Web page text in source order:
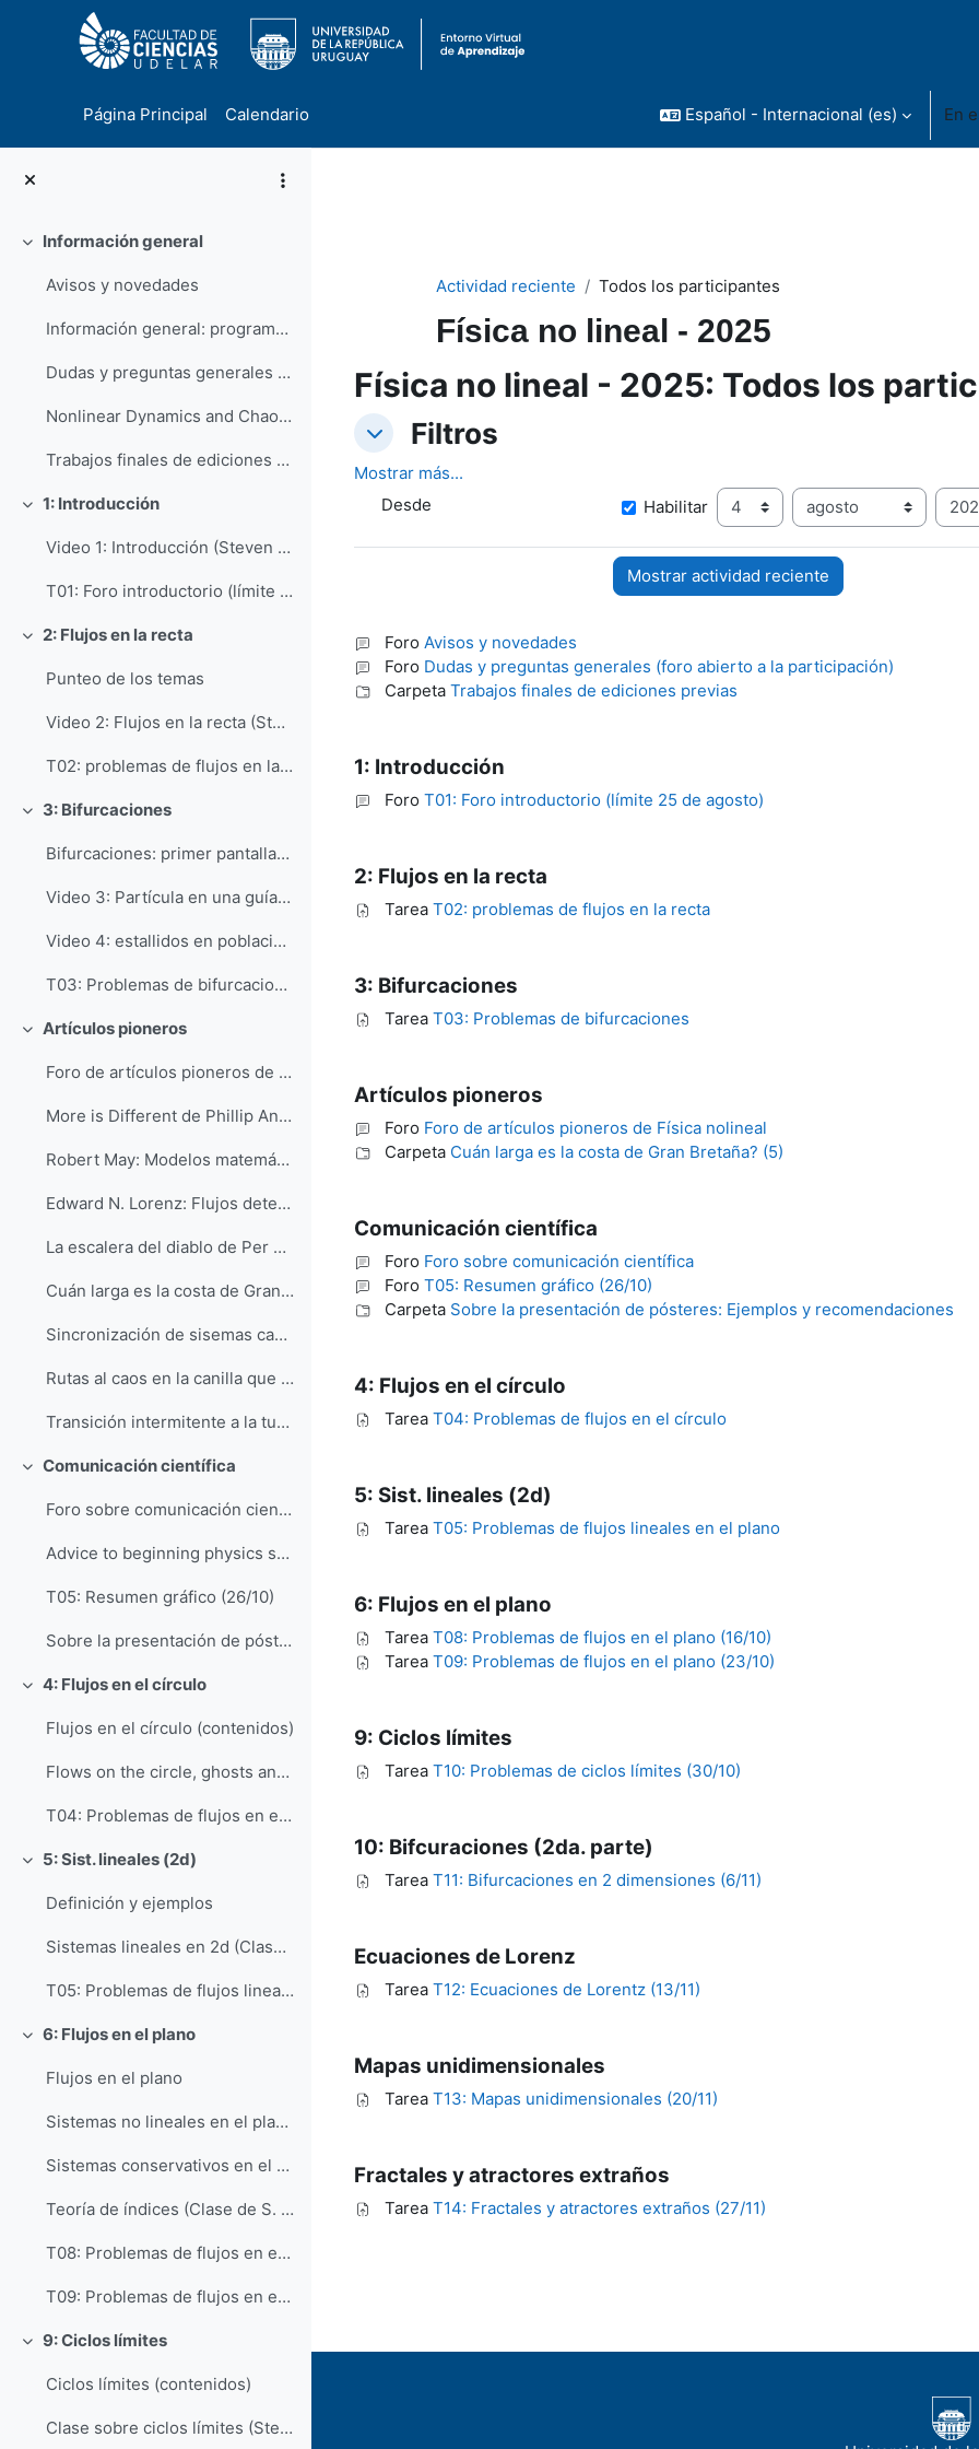
Página Principal Calendario Español - Internacional ‎(es)‎ En
Colapsar
Información general
Avisos y novedades
Información general: programa, requisitos, evaluación, bibliografía
Dudas y preguntas generales (foro abierto a la participación)
Nonlinear Dynamics and Chaos (S.H. Strogatz) (pdf)
Trabajos finales de ediciones previas
Colapsar
1: Introducción
Video 1: Introducción (Steven Strogatz)
T01: Foro introductorio (límite 25 de agosto)
Colapsar
2: Flujos en la recta
Punteo de los temas
Video 2: Flujos en la recta (Steven Strogatz)
T02: problemas de flujos en la recta
Colapsar
3: Bifurcaciones
Bifurcaciones: primer pantallazo
Video 3: Partícula en una guía vertical giratoria (Steven Strogatz)
Video 4: estallidos en poblaciones de insectos (Steven Strogatz)
T03: Problemas de bifurcaciones
Colapsar
Artículos pioneros
Foro de artículos pioneros de Física nolineal
More is Different de Phillip Anderson (1)
Robert May: Modelos matemáticos simples con dinámica compleja (2)
Edward N. Lorenz: Flujos deterministas aperiódicos (3)
La escalera del diablo de Per Bak (4)
Cuán larga es la costa de Gran Bretaña? (5)
Sincronización de sisemas caóticos de Pecora y Carroll (7)
Rutas al caos en la canilla que gotea (8)
Transición intermitente a la turbulencia de Pomeau y Manneville (9)
Colapsar
Comunicación científica
Foro sobre comunicación científica
Advice to beginning physics speakers (Physics Today)
T05: Resumen gráfico (26/10)
Sobre la presentación de pósteres: Ejemplos y recomendaciones
Colapsar
4: Flujos en el círculo
Flujos en el círculo (contenidos)
Flows on the circle, ghosts and bottlenecks
T04: Problemas de flujos en el círculo
Colapsar
5: Sist. lineales (2d)
Definición y ejemplos
Sistemas lineales en 2d (Clase de S. Strogatz)
T05: Problemas de flujos lineales en el plano
Colapsar
6: Flujos en el plano
Flujos en el plano
Sistemas no lineales en el plano (Clase de S. Strogatz)
Sistemas conservativos en el plano (Clase de S. Strogatz)
Teoría de índices (Clase de S. Strogatz)
T08: Problemas de flujos en el plano (16/10)
T09: Problemas de flujos en el plano (23/10)
Colapsar
9: Ciclos límites
Ciclos límites (contenidos)
Clase sobre ciclos límites (Steven Strogatz)
Actividad reciente Todos los participantes
Física no lineal - 2025
Física no lineal - 2025: Todos los
Filtros
Filtros Filtros
Mostrar más...
Desde
Desde
Habilitar Día Mes
Foro Avisos y novedades
Foro Dudas y preguntas generales (foro abierto a la participación)
Carpeta Trabajos finales de ediciones previas
1: Introducción
Foro T01: Foro introductorio (límite 25 de agosto)
2: Flujos en la recta
Tarea T02: problemas de flujos en la recta
3: Bifurcaciones
Tarea T03: Problemas de bifurcaciones
Artículos pioneros
Foro Foro de artículos pioneros de Física nolineal
Carpeta Cuán larga es la costa de Gran Bretaña? (5)
Comunicación científica
Foro Foro sobre comunicación científica
Foro T05: Resumen gráfico (26/10)
Carpeta Sobre la presentación de pósteres: Ejemplos y recomendaciones
4: Flujos en el círculo
Tarea T04: Problemas de flujos en el círculo
5: Sist. lineales (2d)
Tarea T05: Problemas de flujos lineales en el plano
6: Flujos en el plano
Tarea T08: Problemas de flujos en el plano (16/10)
Tarea T09: Problemas de flujos en el plano (23/10)
9: Ciclos límites
Tarea T10: Problemas de ciclos límites (30/10)
10: Bifcuraciones (2da. parte)
Tarea T11: Bifurcaciones en 2 dimensiones (6/11)
Ecuaciones de Lorenz
Tarea T12: Ecuaciones de Lorentz (13/11)
Mapas unidimensionales
Tarea T13: Mapas unidimensionales (20/11)
Fractales y atractores extraños
Tarea T14: Fractales y atractores extraños (27/11)